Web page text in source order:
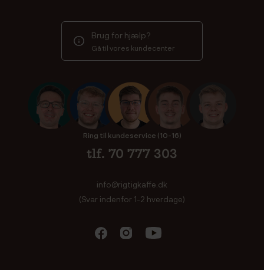
Brug for hjælp?
Gå til vores kundecenter
Ring til kundeservice (10-16)
tlf. 70 777 303
info@rigtigkaffe.dk
(Svar indenfor 1-2 hverdage)